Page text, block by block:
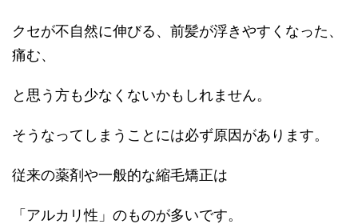
クセが不自然に伸びる、前髪が浮きやすくなった、
痛む、
と思う方も少なくないかもしれません。
そうなってしまうことには必ず原因があります。
従来の薬剤や一般的な縮毛矯正は
「アルカリ性」のものが多いです。